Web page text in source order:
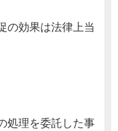
の効果は法律上当
処理を委託した事